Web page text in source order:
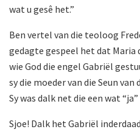
wat u gesê het.”
Ben vertel van die teoloog
gedagte gespeel het dat Maria
wie God die engel Gabriël
sy die moeder van die Seun
Sy was dalk net die een wat
Sjoe! Dalk het Gabriël